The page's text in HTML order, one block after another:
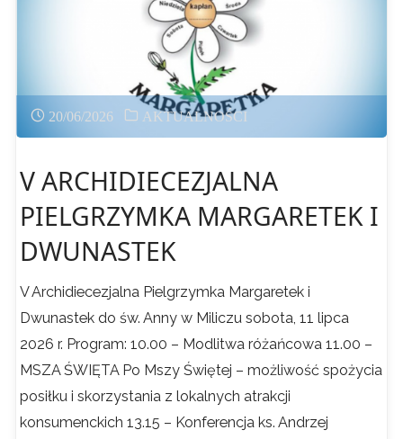
20/06/2026 AKTUALNOŚCI
V ARCHIDIECEZJALNA
PIELGRZYMKA MARGARETEK I
DWUNASTEK
V Archidiecezjalna Pielgrzymka Margaretek i
Dwunastek do św. Anny w Miliczu sobota, 11 lipca
2026 r. Program: 10.00 – Modlitwa różańcowa 11.00 –
MSZA ŚWIĘTA Po Mszy Świętej – możliwość spożycia
posiłku i skorzystania z lokalnych atrakcji
konsumenckich 13.15 – Konferencja ks. Andrzej